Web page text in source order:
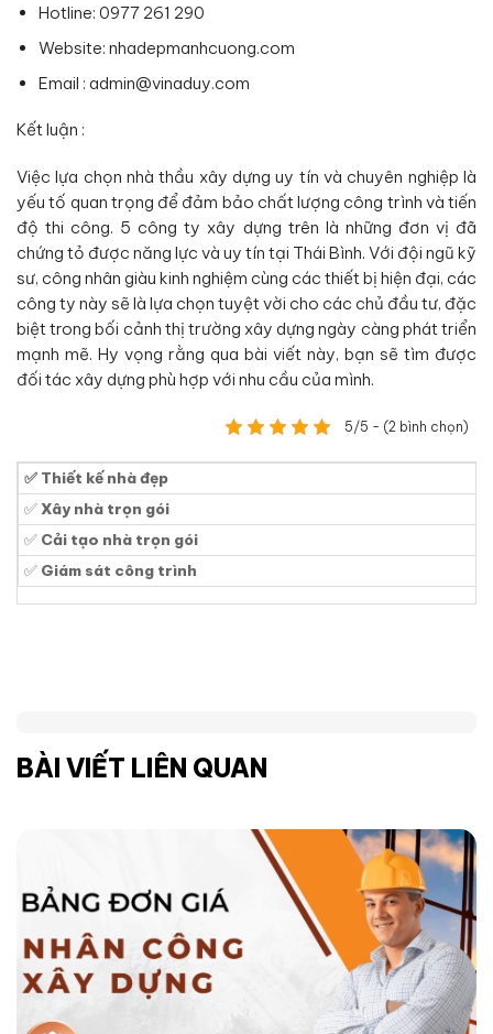
Hotline: 0977 261 290
Website: nhadepmanhcuong.com
Email : admin@vinaduy.com
Kết luận :
Việc lựa chọn nhà thầu xây dựng uy tín và chuyên nghiệp là
yếu tố quan trọng để đảm bảo chất lượng công trình và tiến
độ thi công. 5 công ty xây dựng trên là những đơn vị đã
chứng tỏ được năng lực và uy tín tại Thái Bình. Với đội ngũ kỹ
sư, công nhân giàu kinh nghiệm cùng các thiết bị hiện đại, các
công ty này sẽ là lựa chọn tuyệt vời cho các chủ đầu tư, đặc
biệt trong bối cảnh thị trường xây dựng ngày càng phát triển
mạnh mẽ. Hy vọng rằng qua bài viết này, bạn sẽ tìm được
đối tác xây dựng phù hợp với nhu cầu của mình.
5/5 - (2 bình chọn)
✅ Thiết kế nhà đẹp
✅ Xây nhà trọn gói
✅ Cải tạo nhà trọn gói
✅ Giám sát công trình
BÀI VIẾT LIÊN QUAN